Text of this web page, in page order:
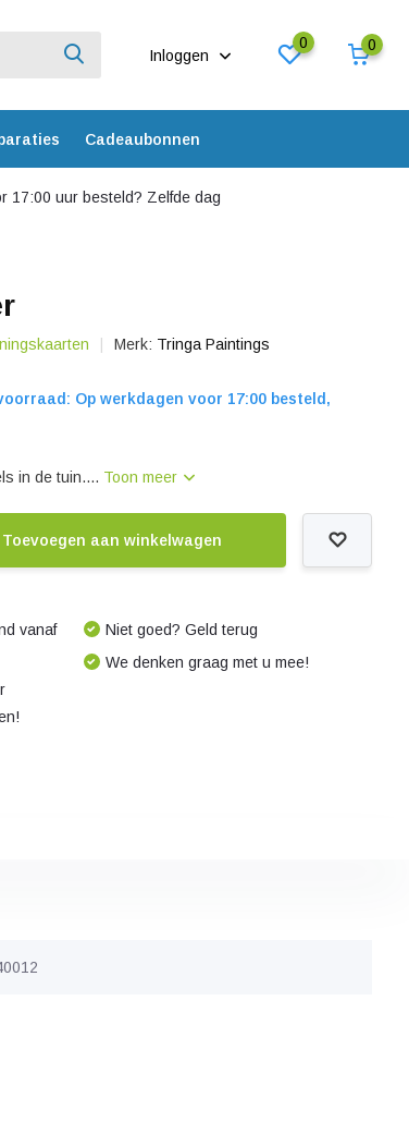
Inloggen
0 0
Cadeaubonnen
17:00 uur besteld? Zelfde dag
Merk: Tringa Paintings
Op werkdagen voor 17:00 besteld,
in de tuin.... Toon meer
Toevoegen aan winkelwagen
vanaf
Niet goed? Geld terug
We denken graag met u mee!